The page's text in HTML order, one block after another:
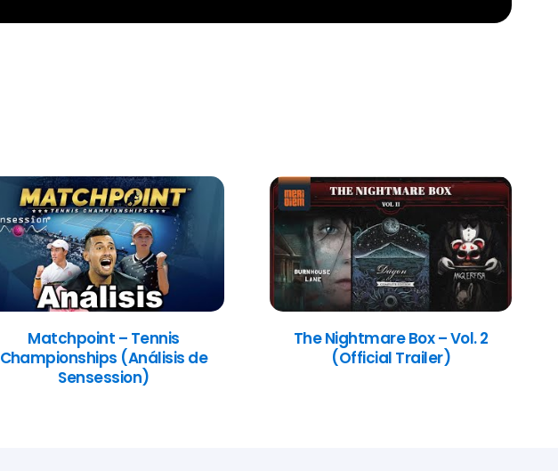
Matchpoint – Tennis
Championships (Análisis de
Sensession)
The Nightmare Box – Vol. 2
(Official Trailer)